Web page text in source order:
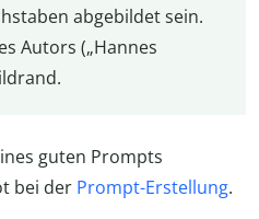
abgebildet sein.
Autors („Hannes
guten Prompts
bei der Prompt-Erstellung.